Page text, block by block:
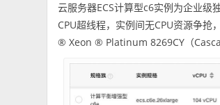
云服务器ECS计算型c6实例为企业级
CPU超线程，实例间无CPU资源争
® Xeon ® Platinum 8269CY（